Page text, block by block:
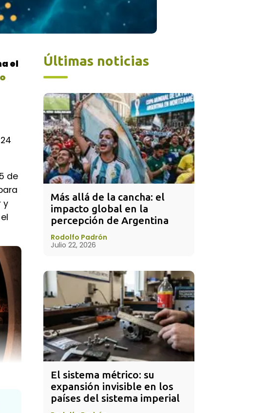
el
de
y
Últimas noticias
Más allá de la cancha: el
impacto global en la
percepción de Argentina
Rodolfo Padrón
Julio 22, 2026
El sistema métrico: su
expansión invisible en los
países del sistema imperial